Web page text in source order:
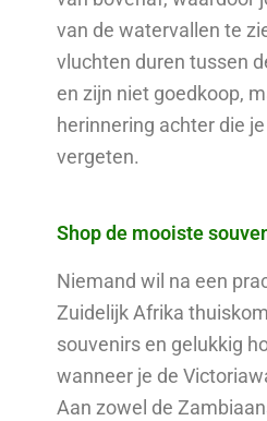
van de watervallen te
vluchten duren tussen
en zijn niet goedkoop,
herinnering achter die
vergeten.
Shop de mooiste
Niemand wil na een
Zuidelijk Afrika
souvenirs en gelukkig
wanneer je de
Aan zowel de